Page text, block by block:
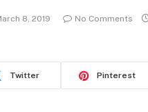
8, 2019 No Comments
Twitter Pinterest